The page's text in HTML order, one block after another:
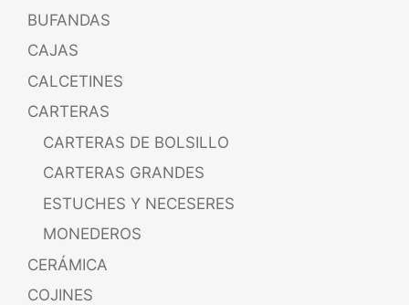
BUFANDAS
CAJAS
CALCETINES
CARTERAS
CARTERAS DE BOLSILLO
CARTERAS GRANDES
ESTUCHES Y NECESERES
MONEDEROS
CERÁMICA
COJINES